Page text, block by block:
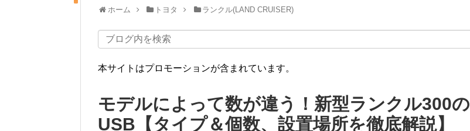
ホーム トヨタ ランクル(LAND CRUISER)
本サイトはプロモーションが含まれています。
モデルによって数が違う！新型ランクル300の
USB【タイプ＆個数、設置場所を徹底解説】